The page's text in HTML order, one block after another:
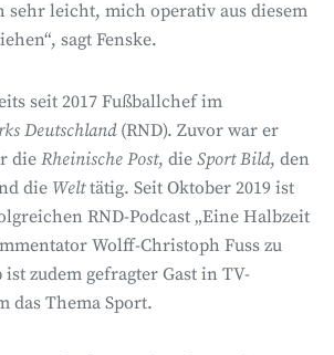
sehr leicht, mich operativ aus diesem
sagt Fenske.
seit 2017 Fußballchef im
Deutschland(RND). Zuvor war er
die Rheinische Post, die Sport Bild, den
die Welttätig. Seit Oktober 2019 ist
RND-Podcast „Eine Halbzeit
Wolff-Christoph Fuss zu
zudem gefragter Gast in TV-
das Thema Sport.